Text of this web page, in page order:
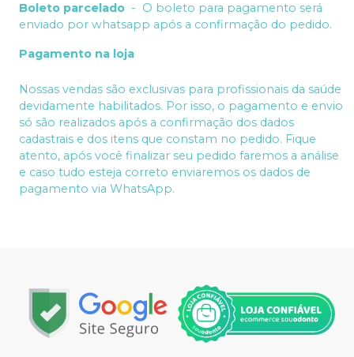
Boleto parcelado - O boleto para pagamento será
enviado por whatsapp após a confirmação do pedido.
Pagamento na loja
Nossas vendas são exclusivas para profissionais da saúde
devidamente habilitados. Por isso, o pagamento e envio
só são realizados após a confirmação dos dados
cadastrais e dos itens que constam no pedido. Fique
atento, após você finalizar seu pedido faremos a análise
e caso tudo esteja correto enviaremos os dados de
pagamento via WhatsApp.